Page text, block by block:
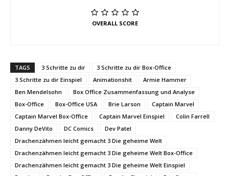
OVERALL SCORE
TAGS 3 Schritte zu dir
3 Schritte zu dir Box-Office
3 Schritte zu dir Einspiel
Animationshit
Armie Hammer
Ben Mendelsohn
Box Office Zusammenfassung und Analyse
Box-Office
Box-Office USA Brie Larson
Captain Marvel
Captain Marvel Box-Office
Captain Marvel Einspiel
Colin Farrell
Danny DeVito
DC Comics
Dev Patel
Drachenzähmen leicht gemacht 3 Die geheime Welt
Drachenzähmen leicht gemacht 3 Die geheime Welt Box-Office
Drachenzähmen leicht gemacht 3 Die geheime Welt Einspiel